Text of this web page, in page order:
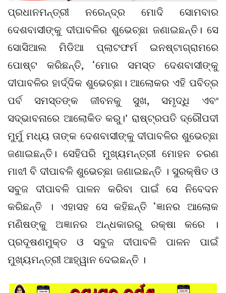
ପ୍ରଧାନମନ୍ତ୍ରୀ ନରେନ୍ଦ୍ର ମୋଦି ସୋମବାର
ଦେଶବାସୀଙ୍କୁ ଦୀପାବଳିର ଶୁଭେଚ୍ଛା ଜଣାଇଛନ୍ତି। ସେ
ସୋସିଆଲ ମିଡିଆ ପ୍ଲାଟଫର୍ମ ଇନଷ୍ଟାଗ୍ରାମରେ
ପୋଷ୍ଟ କରିଛନ୍ତି, ‘ମୋର ସମସ୍ତ ଦେଶବାସୀଙ୍କୁ
ଦୀପାବଳିର ହାର୍ଦ୍ଦିକ ଶୁଭେଚ୍ଛା। ଆଲୋକର ଏହି ପବିତ୍ର
ପର୍ବ ସମସ୍ତଙ୍କ ଜୀବନକୁ ସୁଖ, ସମୃଦ୍ଧି ଏବଂ
ସଦ୍ଭାବନାରେ ଆଲୋକିତ କରୁ।’ ରାଷ୍ଟ୍ରପତି ଦ୍ରୌପଦୀ
ମୁର୍ମୁ ମଧ୍ୟ ତାଙ୍କ ଦେଶବାସୀଙ୍କୁ ଦୀପାବଳିର ଶୁଭେଚ୍ଛା
ଜଣାଇଛନ୍ତି। ସେହିପରି ମୁଖ୍ୟମନ୍ତ୍ରୀ ମୋହନ ଚରଣ
ମାଝୀ ବି ଦୀପାବଳି ଶୁଭେଚ୍ଛା ଜଣାଇଛନ୍ତି । ସୁରକ୍ଷିତ ଓ
ସବୁଜ ଦୀପାବଳି ପାଳନ କରିବା ପାଇଁ ସେ ନିବେଦନ
କରିଛନ୍ତି । ଏହାସହ ସେ କହିଛନ୍ତି ‘ଜ୍ଞାନର ଆଲୋକ
ମଣିଷଙ୍କୁ ଅଜ୍ଞାନର ଅନ୍ଧକାରରୁ ରକ୍ଷା କରେ ।
ପ୍ରଦୂଷଣମୁକ୍ତ ଓ ସବୁଜ ଦୀପାବଳି ପାଳନ ପାଇଁ
ମୁଖ୍ୟମନ୍ତ୍ରୀ ଆହ୍ୱାନ ଦେଇଛନ୍ତି ।